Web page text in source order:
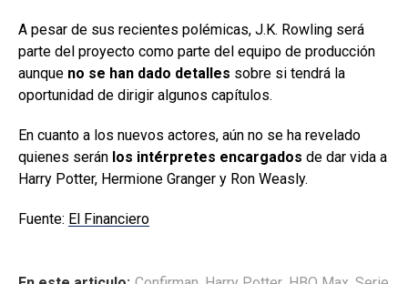
A pesar de sus recientes polémicas, J.K. Rowling será
parte del proyecto como parte del equipo de producción
aunque no se han dado detalles sobre si tendrá la
oportunidad de dirigir algunos capítulos.
En cuanto a los nuevos actores, aún no se ha revelado
quienes serán los intérpretes encargados de dar vida a
Harry Potter, Hermione Granger y Ron Weasly.
Fuente: El Financiero